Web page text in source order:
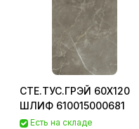
СТЕ.ТУС.ГРЭЙ 60X120
ШЛИФ 610015000681
Есть на складе